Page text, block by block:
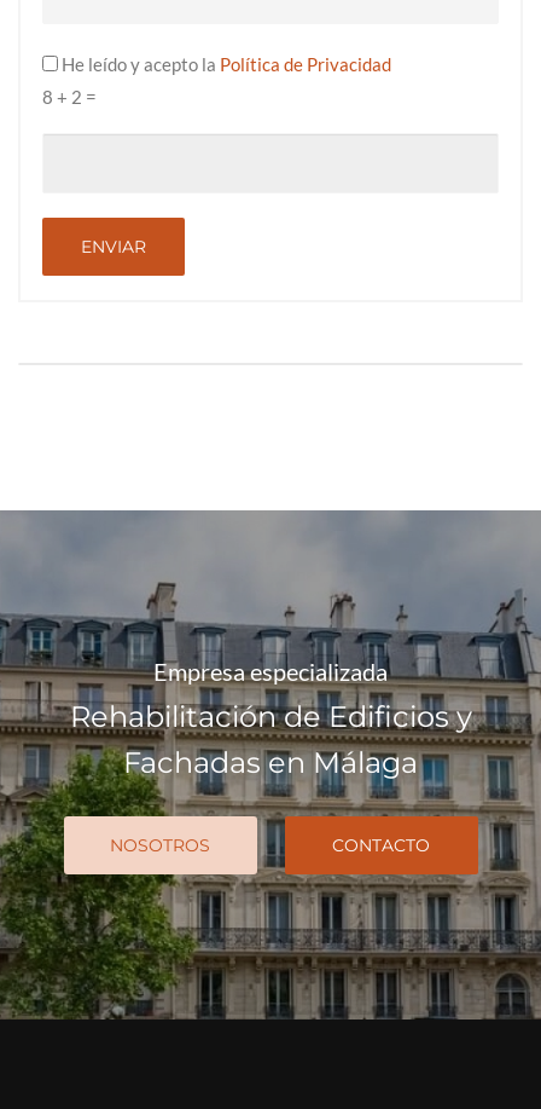
He leído y acepto la Política de Privacidad
38 + 2 =
ENVIAR
Empresa especializada
Rehabilitación de Edificios y
Fachadas en Málaga
NOSOTROS CONTACTO